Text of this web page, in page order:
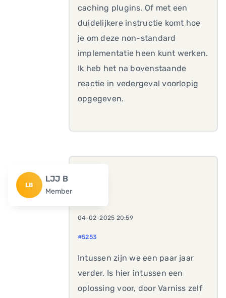
caching plugins. Of met een
duidelijkere instructie komt hoe
je om deze non-standard
implementatie heen kunt werken.
Ik heb het na bovenstaande
reactie in vedergeval voorlopig
opgegeven.
LB
LJJ B
Member
04-02-2025 20:59
#5253
Intussen zijn we een paar jaar
verder. Is hier intussen een
oplossing voor, door Varniss zelf